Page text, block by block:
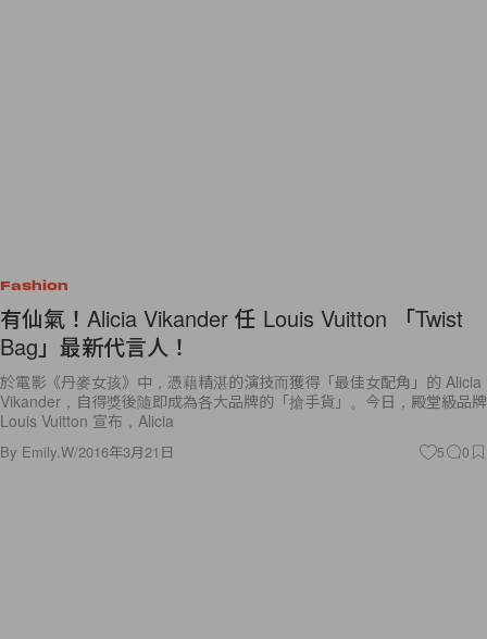
Fashion
有仙氣！Alicia Vikander 任 Louis Vuitton 「Twist
Bag」最新代言人！
於電影《丹麥女孩》中，憑藉精湛的演技而獲得「最佳女配角」的 Alicia
Vikander，自得獎後隨即成為各大品牌的「搶手貨」。今日，殿堂級品牌
Louis Vuitton 宣布，Alicia
By Emily.W/2016年3月21日 5 0